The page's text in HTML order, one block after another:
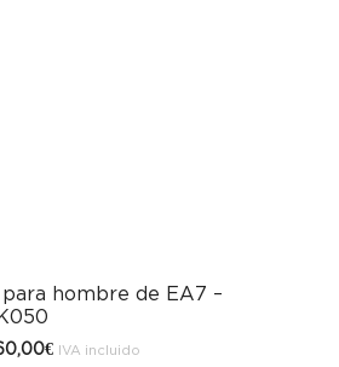
hombre de EA7 –
€ElIVA incluido